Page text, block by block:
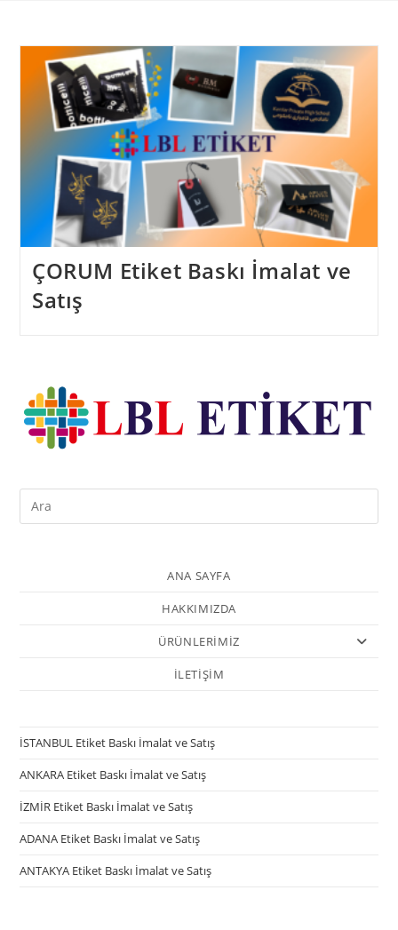
ÇORUM Etiket Baskı İmalat ve
Satış
ANA SAYFA
HAKKIMIZDA
ÜRÜNLERİMİZ
İLETİŞİM
İSTANBUL Etiket Baskı İmalat ve Satış
ANKARA Etiket Baskı İmalat ve Satış
İZMİR Etiket Baskı İmalat ve Satış
ADANA Etiket Baskı İmalat ve Satış
ANTAKYA Etiket Baskı İmalat ve Satış